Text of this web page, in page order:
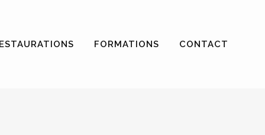
FORMATIONS CONTACT